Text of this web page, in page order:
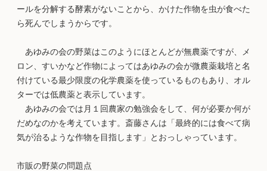
ールを分解する酵素がないことから、かけた作物を虫が食べた
ら死んでしまうからです。
あゆみの会の野菜はこのようにほとんどが無農薬ですが、メ
ロン、すいかなど作物によってはあゆみの会が微農薬栽培と名
付けている最少限度の化学農薬を使っているものもあり、オル
ターでは低農薬と表示しています。
あゆみの会では月１回農家の勉強会をして、何が必要か何が
だめなのかを考えています。斎藤さんは「最終的には食べて病
気が治るような作物を目指します」とおっしゃっています。
市販の野菜の問題点